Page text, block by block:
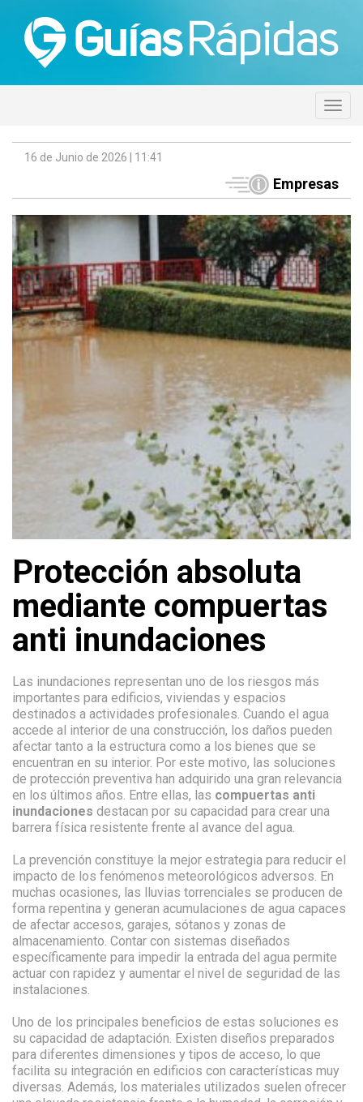
16 de Junio de 2026 | 11:41
Empresas
Protección absoluta
mediante compuertas
anti inundaciones
Las inundaciones representan uno de los riesgos más
importantes para edificios, viviendas y espacios
destinados a actividades profesionales. Cuando el agua
accede al interior de una construcción, los daños pueden
afectar tanto a la estructura como a los bienes que se
encuentran en su interior. Por este motivo, las soluciones
de protección preventiva han adquirido una gran relevancia
en los últimos años. Entre ellas, las compuertas anti
inundaciones destacan por su capacidad para crear una
barrera física resistente frente al avance del agua.
La prevención constituye la mejor estrategia para reducir el
impacto de los fenómenos meteorológicos adversos. En
muchas ocasiones, las lluvias torrenciales se producen de
forma repentina y generan acumulaciones de agua capaces
de afectar accesos, garajes, sótanos y zonas de
almacenamiento. Contar con sistemas diseñados
específicamente para impedir la entrada del agua permite
actuar con rapidez y aumentar el nivel de seguridad de las
instalaciones.
Uno de los principales beneficios de estas soluciones es
su capacidad de adaptación. Existen diseños preparados
para diferentes dimensiones y tipos de acceso, lo que
facilita su integración en edificios con características muy
diversas. Además, los materiales utilizados suelen ofrecer